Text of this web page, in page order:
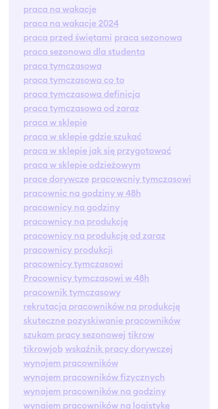
praca na wakacje
praca na wakacje 2024
praca przed świętami praca sezonowa
praca sezonowa dla studenta
praca tymczasowa
praca tymczasowa co to
praca tymczasowa definicja
praca tymczasowa od zaraz
praca w sklepie
praca w sklepie gdzie szukać
praca w sklepie jak się przygotować
praca w sklepie odzieżowym
prace dorywcze pracowcniy tymczasowi
pracownic na godziny w 48h
pracownicy na godziny
pracownicy na produkcję
pracownicy na produkcję od zaraz
pracownicy produkcji
pracownicy tymczasowi
Pracownicy tymczasowi w 48h
pracownik tymczasowy
rekrutacja pracowników na produkcję
skuteczne pozyskiwanie pracowników
szukam pracy sezonowej tikrow
tikrowjob wskaźnik pracy dorywczej
wynajem pracowników
wynajem pracowników fizycznych
wynajem pracowników na godziny
wynajem pracowników na logistykę